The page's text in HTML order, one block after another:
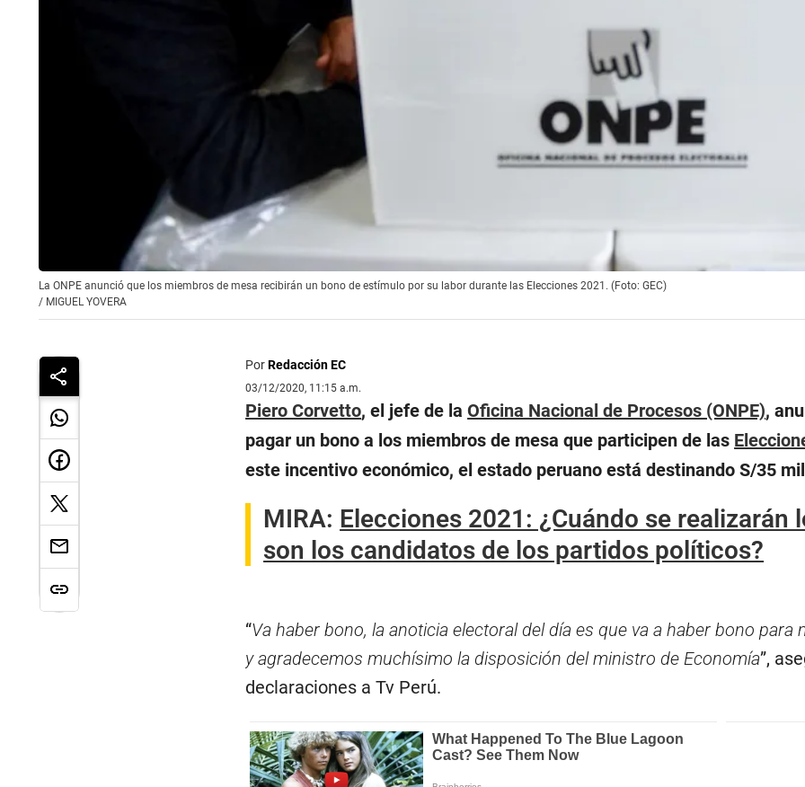
La ONPE anunció que los miembros de mesa recibirán un bono de estímulo por su labor durante las Elecciones 2021. (Foto: GEC)
/ MIGUEL YOVERA
PorRedacción EC
03/12/2020, 11:15 a.m.
Piero Corvetto, el jefe de laOficina Nacional de Procesos (ONPE),
pagar un bono a los miembros de mesa que participen de las
este incentivo económico, el estado peruano está destinando S/35
MIRA: Elecciones 2021: ¿Cuándo se
son los candidatos de los partidos políticos?
“Va haber bono, la anoticia electoral del día es que va a haber bono
y agradecemos muchísimo la disposición del ministro de Economía”,
declaraciones a Tv Perú.